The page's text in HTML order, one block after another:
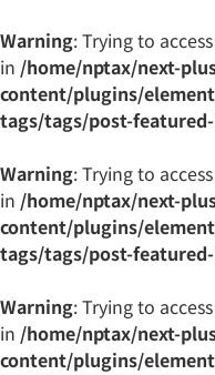
Warning: Trying to
in /home/nptax/next-
content/plugins/
tags/tags/post-
Warning: Trying to
in /home/nptax/next-
content/plugins/
tags/tags/post-
Warning: Trying to
in /home/nptax/next-
content/plugins/